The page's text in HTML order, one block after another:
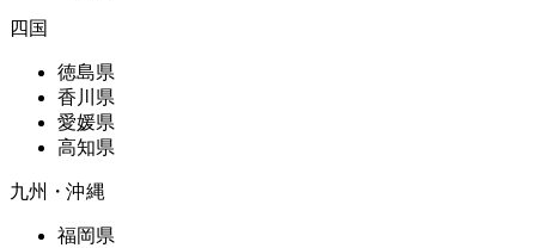
四国
徳島県
香川県
愛媛県
高知県
九州・沖縄
福岡県